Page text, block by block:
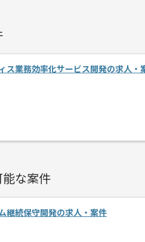
回数
人数
1人
開始日
2026/06/01
験豊富なメンバーと成長が出来る環
ス業務効率化サービス開発の求人・
能な案件
継続保守開発の求人・案件